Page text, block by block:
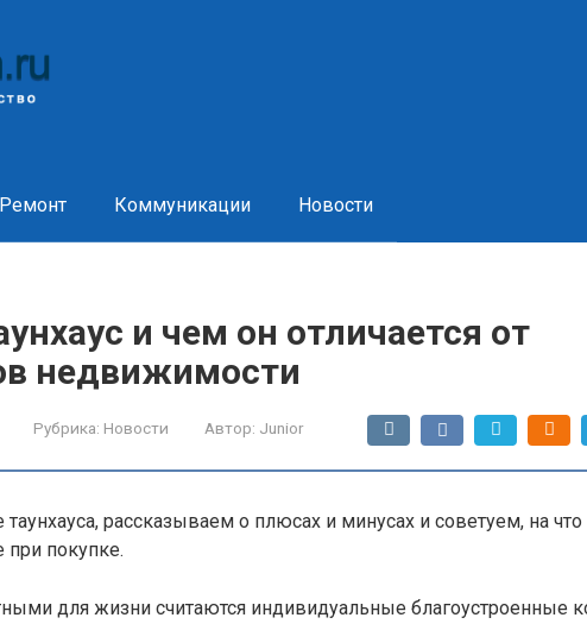
Ремонт Коммуникации Новости
и чем он отличается от
недвижимости
Рубрика: Новости Автор: Junior
рассказываем о плюсах и минусах и советуем, на что
при покупке.
для жизни считаются индивидуальные благоустроенные